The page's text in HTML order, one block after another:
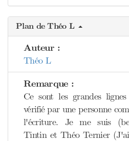
Plan de Théo L
Auteur :
Théo L
Remarque :
Ce sont les grandes
vérifié par une personne
l'écriture. Je me suis
Tintin et Théo Ternier